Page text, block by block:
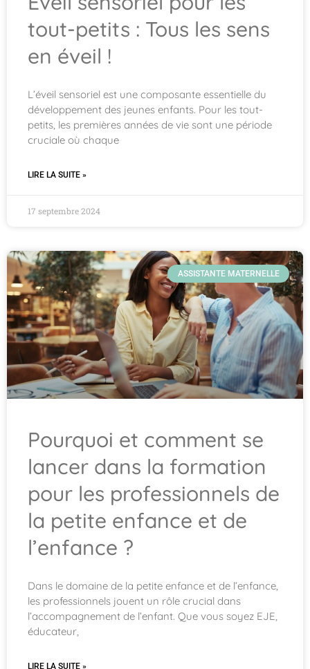
tout-petits : Tous les sens
en éveil !
L’éveil sensoriel est une composante essentielle du
développement des jeunes enfants. Pour les tout-
petits, les premières années de vie sont une période
cruciale où chaque
LIRE LA SUITE »
17 septembre 2024
ASSISTANTE MATERNELLE
Pourquoi et comment se
lancer dans la formation
pour les professionnels de
la petite enfance et de
l’enfance ?
Dans le domaine de la petite enfance et de l’enfance,
les professionnels jouent un rôle crucial dans
l’accompagnement de l’enfant. Que vous soyez EJE,
éducateur,
LIRE LA SUITE »